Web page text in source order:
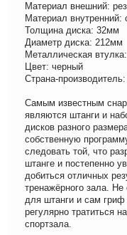
Материал внешний:
Материал внутренний:
Толщина диска: 32мм
Диаметр диска: 212мм
Металлическая
Цвет: черный
Страна-
Самым известным
являются штанги и
дисков разного
собственную
следовать той, что
штанге и постепенно
добиться отличных
тренажёрного зала. Не
для штанги и сам
регулярно тратиться
спортзала.